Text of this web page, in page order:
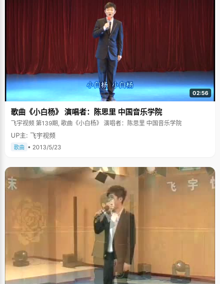
02:56
歌曲《小白杨》 演唱者：陈思里 中国音乐学院
飞宇视频 第139期, 歌曲《小白杨》 演唱者：陈思里 中国音乐学院
UP主: 飞宇视频
歌曲 • 2013/5/23